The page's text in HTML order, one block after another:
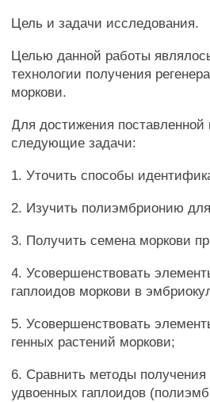
Цель и задачи исследования.
Целью данной работы
технологии получения
моркови.
Для достижения
следующие задачи:
1. Уточить способы
2. Изучить полиэмбрионию
3. Получить семена моркови
4. Усовершенствовать
гаплоидов моркови в
5. Усовершенствовать
генных растений моркови;
6. Сравнить методы получения
удвоенных гаплоидов